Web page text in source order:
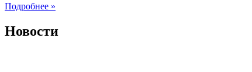
Подробнее »
Новости